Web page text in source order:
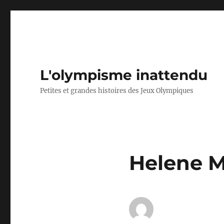
L'olympisme inattendu
Petites et grandes histoires des Jeux Olympiques
Helene